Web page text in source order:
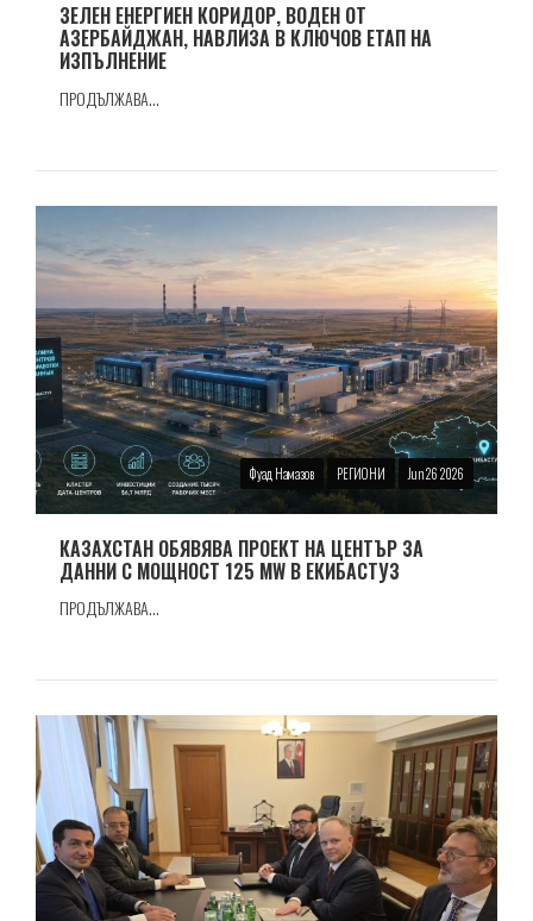
ЗЕЛЕН ЕНЕРГИЕН КОРИДОР, ВОДЕН ОТ
АЗЕРБАЙДЖАН, НАВЛИЗА В КЛЮЧОВ ЕТАП НА
ИЗПЪЛНЕНИЕ
ПРОДЪЛЖАВА...
Фуад Намазов РЕГИОНИ Jun 26 2026
КАЗАХСТАН ОБЯВЯВА ПРОЕКТ НА ЦЕНТЪР ЗА
ДАННИ С МОЩНОСТ 125 MW В ЕКИБАСТУЗ
ПРОДЪЛЖАВА...